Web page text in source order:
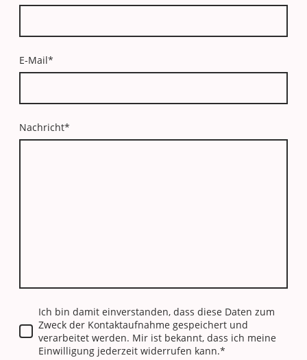
E-Mail*
Nachricht*
Ich bin damit einverstanden, dass diese Daten zum
Zweck der Kontaktaufnahme gespeichert und
verarbeitet werden. Mir ist bekannt, dass ich meine
Einwilligung jederzeit widerrufen kann.*